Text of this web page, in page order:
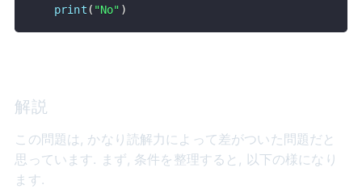
print ( "No" )
解説
この問題は, かなり読解力によって差がついた問題だと
思っています. まず, 条件を整理すると, 以下の様になり
ます.